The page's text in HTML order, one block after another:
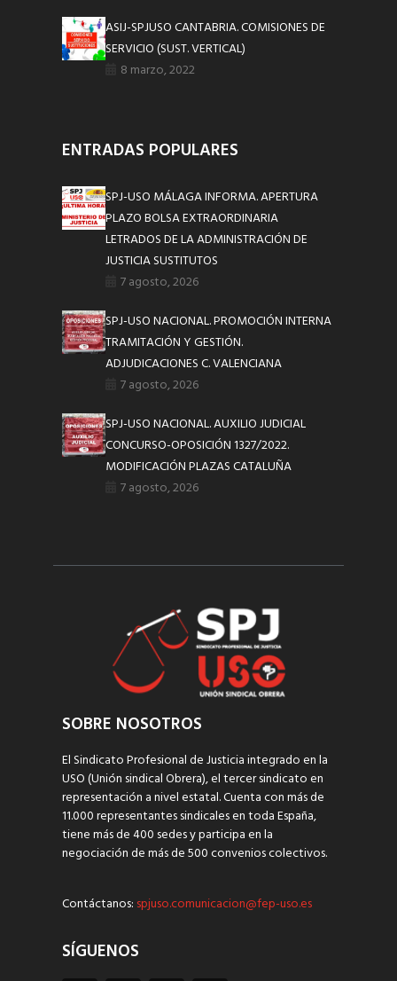
ASIJ-SPJUSO CANTABRIA. COMISIONES DE
SERVICIO (SUST. VERTICAL)
8 marzo, 2022
ENTRADAS POPULARES
SPJ-USO MÁLAGA INFORMA. APERTURA
PLAZO BOLSA EXTRAORDINARIA
LETRADOS DE LA ADMINISTRACIÓN DE
JUSTICIA SUSTITUTOS
7 agosto, 2026
SPJ-USO NACIONAL. PROMOCIÓN INTERNA
TRAMITACIÓN Y GESTIÓN.
ADJUDICACIONES C. VALENCIANA
7 agosto, 2026
SPJ-USO NACIONAL. AUXILIO JUDICIAL
CONCURSO-OPOSICIÓN 1327/2022.
MODIFICACIÓN PLAZAS CATALUÑA
7 agosto, 2026
SOBRE NOSOTROS
El Sindicato Profesional de Justicia integrado en la
USO (Unión sindical Obrera), el tercer sindicato en
representación a nivel estatal. Cuenta con más de
11.000 representantes sindicales en toda España,
tiene más de 400 sedes y participa en la
negociación de más de 500 convenios colectivos.
Contáctanos: spjuso.comunicacion@fep-uso.es
SÍGUENOS